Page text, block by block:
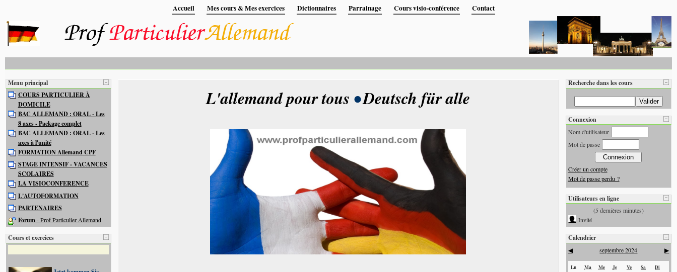
Accueil Mes cours & Mes exercices Dictionnaires Parrainage Cours visio-conférence Contact
Menu principal
COURS PARTICULIER À
DOMICILE
BAC ALLEMAND : ORAL - Les
8 axes - Package complet
BAC ALLEMAND : ORAL - Les
axes à l'unité
FORMATION Allemand CPF
STAGE INTENSIF - VACANCES
SCOLAIRES
LA VISIOCONFERENCE
L'AUTOFORMATION
PARTENAIRES
Forum- Prof Particulier Allemand
Cours et exercices
Testez vos connaissances...
L'allemand pour tous •Deutsch für alle
Recherche dans les cours
Connexion
Nom d'utilisateur
Mot de passe
Créer un compte
Mot de passe perdu ?
Utilisateurs en ligne
(5 dernières minutes)
Invité
Calendrier
◀ septembre 2024 ▶
Lu Ma Me Je Ve Sa
Di